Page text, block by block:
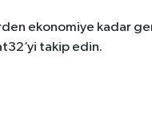
ekonomiye kadar
takip edin.